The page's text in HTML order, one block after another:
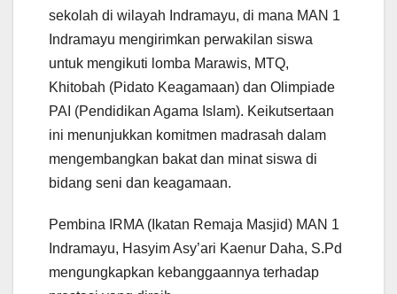
sekolah di wilayah Indramayu, di mana MAN 1
Indramayu mengirimkan perwakilan siswa
untuk mengikuti lomba Marawis, MTQ,
Khitobah (Pidato Keagamaan) dan Olimpiade
PAI (Pendidikan Agama Islam). Keikutsertaan
ini menunjukkan komitmen madrasah dalam
mengembangkan bakat dan minat siswa di
bidang seni dan keagamaan.
Pembina IRMA (Ikatan Remaja Masjid) MAN 1
Indramayu, Hasyim Asy’ari Kaenur Daha, S.Pd
mengungkapkan kebanggaannya terhadap